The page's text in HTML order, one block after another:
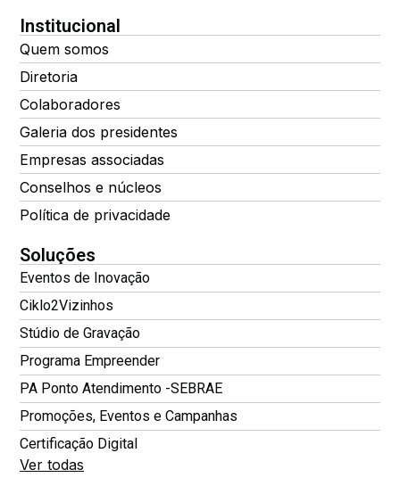
Institucional
Quem somos
Diretoria
Colaboradores
Galeria dos presidentes
Empresas associadas
Conselhos e núcleos
Política de privacidade
Soluções
Eventos de Inovação
Ciklo2Vizinhos
Stúdio de Gravação
Programa Empreender
PA Ponto Atendimento -SEBRAE
Promoções, Eventos e Campanhas
Certificação Digital
Ver todas